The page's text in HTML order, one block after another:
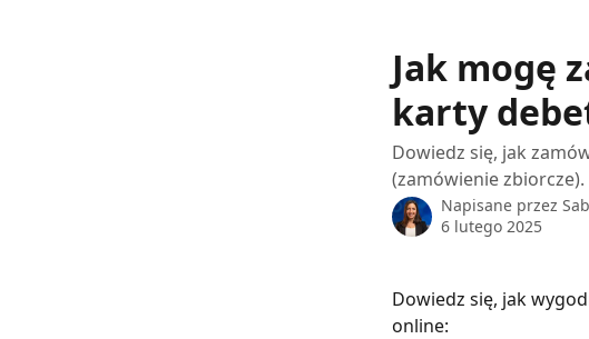
Jak mogę
karty
Dowiedz się, jak
(zamówienie zbiorcze).
Napisane przez
6 lutego 2025
Dowiedz się, jak
online: